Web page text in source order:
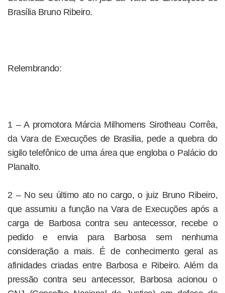
Brasília Bruno Ribeiro.
Relembrando:
1 – A promotora Márcia Milhomens Sirotheau Corrêa,
da Vara de Execuções de Brasilia, pede a quebra do
sigilo telefônico de uma área que engloba o Palácio do
Planalto.
2 – No seu último ato no cargo, o juiz Bruno Ribeiro,
que assumiu a função na Vara de Execuções após a
carga de Barbosa contra seu antecessor, recebe o
pedido e envia para Barbosa sem nenhuma
consideração a mais. É de conhecimento geral as
afinidades criadas entre Barbosa e Ribeiro. Além da
pressão contra seu antecessor, Barbosa acionou o